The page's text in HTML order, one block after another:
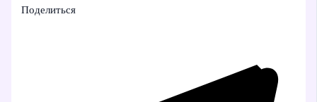
Поделиться